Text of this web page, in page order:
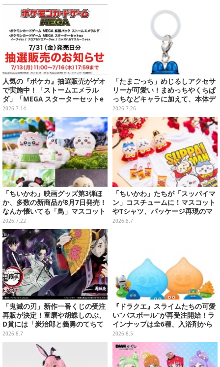
人気の『ポケカ』抽選販売がゲオ
で実施中！「ストームエメラル
ダ」「MEGA スターターセットe
x」各種の全4商品
2026.7.14
「たまごっち」めじるしアクセサ
リーが可愛い！まめっちやくちぱ
っちなどキャラに加えて、本体デ
ザイン含む全10種
2026.7.26
「ちいかわ」映画グッズ第3弾ほ
か、多数の新商品が8月7日発売！
なんか懐いてる「鳥」マスコット
や場面写アイテムなど必見のライ
ンナップ
2026.7.22
「ちいかわ」たちが「スッパイマ
ン」コスチュームに！マスコット
やTシャツ、パッケージ再現のマ
グネットなど全5アイテム
2026.8.7
「鬼滅の刃」新作一番くじの受注
再販が決定！童磨や胡蝶しのぶ、
D賞には「炭治郎と義勇のてちて
ちフィギュア」も
2026.8.7
『ドラクエ』スライムたちの可愛
い“バスボール”が再受注開始！ラ
インナップは全6種、入浴剤から
モンスターのフィギュアが出てく
る
2026.8.5